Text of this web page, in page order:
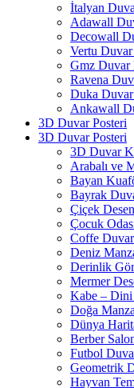
İtalyan
Adawall
Decowall
Vertu Duvar
Gmz Duvar
Ravena
Duka Duvar
Ankawall
3D Duvar Posteri
3D Duvar Posteri
3D Duvar
Arabalı ve
Bayan
Bayrak
Çiçek
Çocuk
Coffe Duvar
Deniz
Derinlik
Mermer
Kabe – Dini
Doğa
Dünya
Berber
Futbol
Geometrik
Hayvan